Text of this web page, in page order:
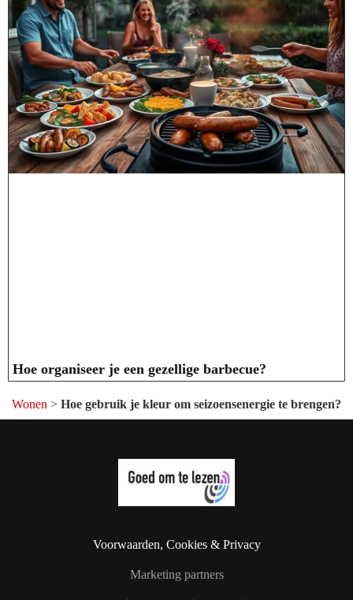
Hoe organiseer je een gezellige barbecue?
Wonen > Hoe gebruik je kleur om seizoensenergie te brengen?
Voorwaarden, Cookies & Privacy
Marketing partners